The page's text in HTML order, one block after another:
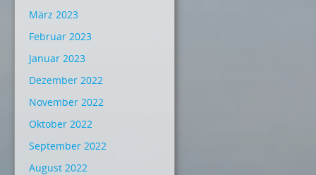
März 2023
Februar 2023
Januar 2023
Dezember 2022
November 2022
Oktober 2022
September 2022
August 2022